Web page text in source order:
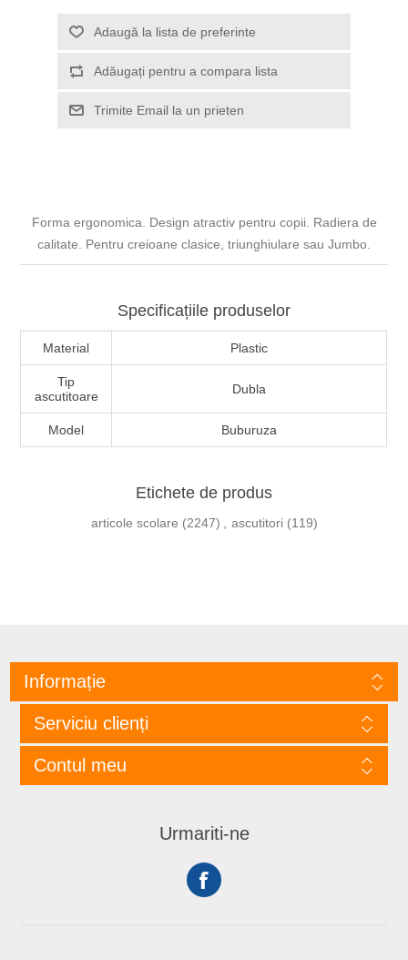
Adaugă la lista de preferinte
Adăugați pentru a compara lista
Trimite Email la un prieten
Forma ergonomica. Design atractiv pentru copii. Radiera de
calitate. Pentru creioane clasice, triunghiulare sau Jumbo.
Specificațiile produselor
Material Plastic
Tip
ascutitoare
Dubla
Model Buburuza
Etichete de produs
articole scolare (2247) , ascutitori (119)
Informație
Serviciu clienți
Contul meu
Urmariti-ne